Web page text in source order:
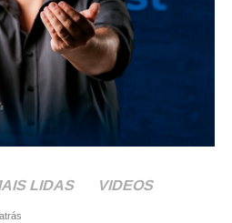
LIDAS VIDEOS